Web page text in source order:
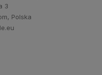
3
Polska